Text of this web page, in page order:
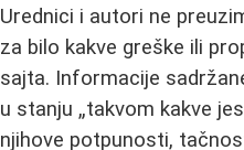
Urednici i autori ne
za bilo kakve greške ili
sajta. Informacije
u stanju „takvom kakve
njihove potpunosti,